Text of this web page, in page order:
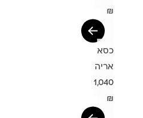
₪
כסא
אריה
1,040
₪